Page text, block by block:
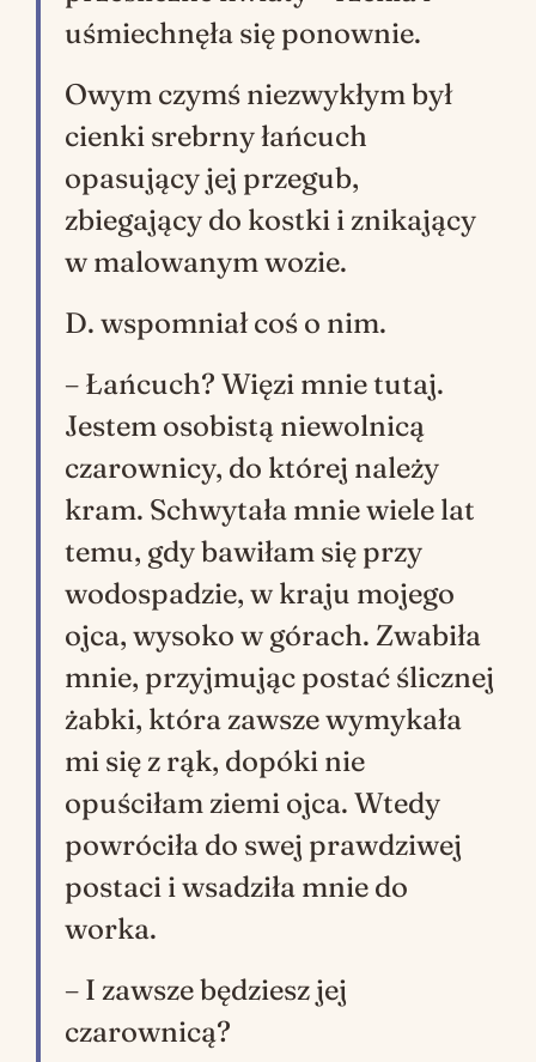
uśmiechnęła się ponownie.
Owym czymś niezwykłym był
cienki srebrny łańcuch
opasujący jej przegub,
zbiegający do kostki i znikający
w malowanym wozie.
D. wspomniał coś o nim.
– Łańcuch? Więzi mnie tutaj.
Jestem osobistą niewolnicą
czarownicy, do której należy
kram. Schwytała mnie wiele lat
temu, gdy bawiłam się przy
wodospadzie, w kraju mojego
ojca, wysoko w górach. Zwabiła
mnie, przyjmując postać ślicznej
żabki, która zawsze wymykała
mi się z rąk, dopóki nie
opuściłam ziemi ojca. Wtedy
powróciła do swej prawdziwej
postaci i wsadziła mnie do
worka.
– I zawsze będziesz jej
czarownicą?